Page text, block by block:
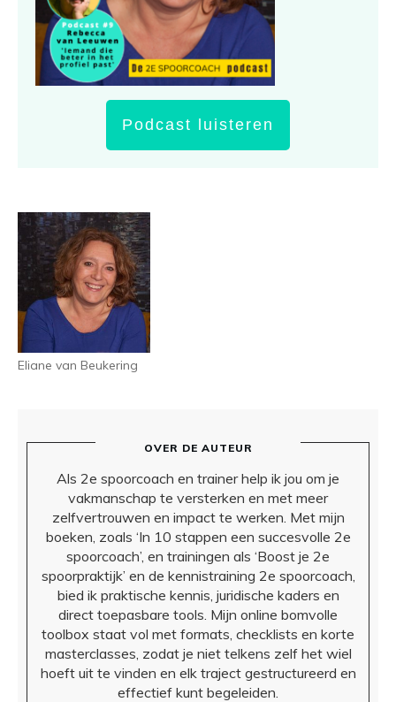
Podcast luisteren
Eliane van Beukering
OVER DE AUTEUR
Als 2e spoorcoach en trainer help ik jou om je
vakmanschap te versterken en met meer
zelfvertrouwen en impact te werken. Met mijn
boeken, zoals ‘In 10 stappen een succesvolle 2e
spoorcoach’, en trainingen als ‘Boost je 2e
spoorpraktijk’ en de kennistraining 2e spoorcoach,
bied ik praktische kennis, juridische kaders en
direct toepasbare tools. Mijn online bomvolle
toolbox staat vol met formats, checklists en korte
masterclasses, zodat je niet telkens zelf het wiel
hoeft uit te vinden en elk traject gestructureerd en
effectief kunt begeleiden.